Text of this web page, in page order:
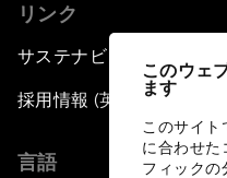
このウェ
ます
このサイ
に合わせた
フィックの
リンク
サステナビリティへの取
採用情報 (英語のみ)
言語